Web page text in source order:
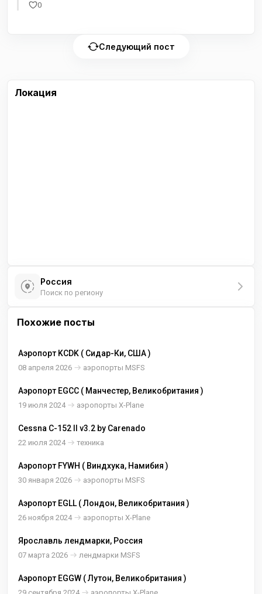
0
Следующий пост
Локация
Россия
Поиск по региону
Похожие посты
Аэропорт KCDK ( Сидар-Ки, США )
08 апреля 2026 аэропорты MSFS
Аэропорт EGCC ( Манчестер, Великобритания )
19 июля 2024 аэропорты X-Plane
Cessna C-152 II v3.2 by Carenado
22 июля 2024 техника
Аэропорт FYWH ( Виндхука, Намибия )
30 января 2026 аэропорты MSFS
Аэропорт EGLL ( Лондон, Великобритания )
26 ноября 2024 аэропорты X-Plane
Ярославль лендмарки, Россия
07 марта 2026 лендмарки MSFS
Аэропорт EGGW ( Лутон, Великобритания )
29 сентября 2024 аэропорты X-Plane